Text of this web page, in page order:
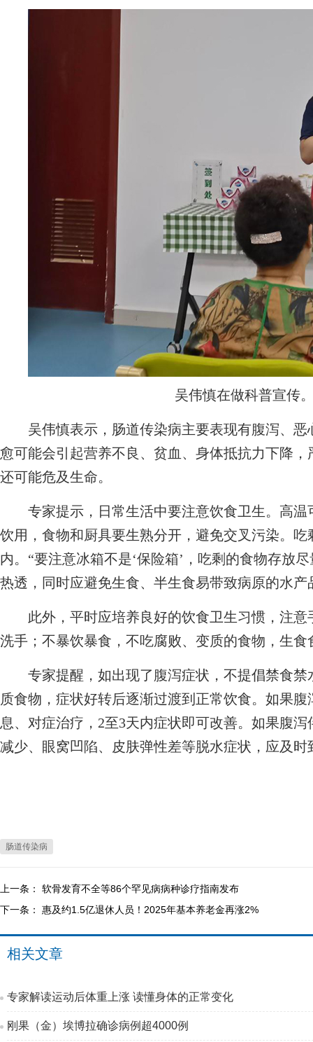
吴伟慎在做科普宣传
吴伟慎表示，肠道传染病主要表现有腹泻、恶
愈可能会引起营养不良、贫血、身体抵抗力下降
还可能危及生命。
专家提示，日常生活中要注意饮食卫生。高温
饮用，食物和厨具要生熟分开，避免交叉污染。
内。“要注意冰箱不是‘保险箱’，吃剩的食物存放
热透，同时应避免生食、半生食易带致病原的水产
此外，平时应培养良好的饮食卫生习惯，注意
洗手；不暴饮暴食，不吃腐败、变质的食物，生食
专家提醒，如出现了腹泻症状，不提倡禁食禁
质食物，症状好转后逐渐过渡到正常饮食。如果
息、对症治疗，2至3天内症状即可改善。如果腹
减少、眼窝凹陷、皮肤弹性差等脱水症状，应及时
肠道传染病
上一条： 软骨发育不全等86个罕见病病种诊疗指南发布
下一条： 惠及约1.5亿退休人员！2025年基本养老金再涨2%
相关文章
专家解读运动后体重上涨 读懂身体的正常变化
刚果（金）埃博拉确诊病例超4000例